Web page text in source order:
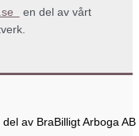
en del av vårt
del av BraBilligt Arboga AB